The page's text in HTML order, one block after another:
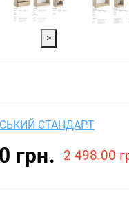
>
СТАНДАРТ
грн. 2 498.00